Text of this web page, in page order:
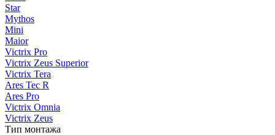
Star
Mythos
Mini
Maior
Victrix Pro
Victrix Zeus Superior
Victrix Tera
Ares Tec R
Ares Pro
Victrix Omnia
Victrix Zeus
Тип монтажа